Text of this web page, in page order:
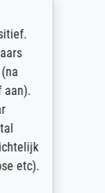
aan).
etc).